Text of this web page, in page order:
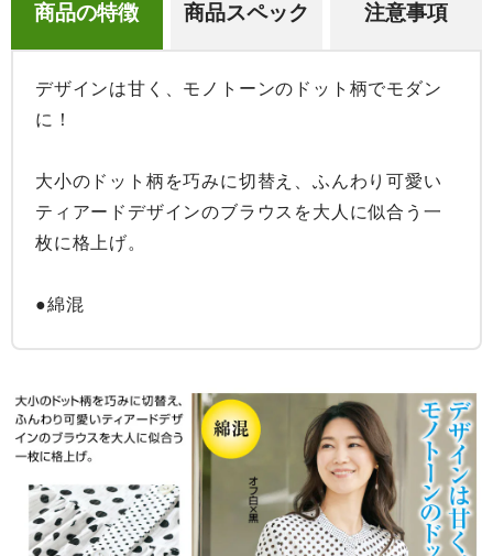
商品の特徴 商品スペック 注意事項
デザインは甘く、モノトーンのドット柄でモダン
に！
大小のドット柄を巧みに切替え、ふんわり可愛い
ティアードデザインのブラウスを大人に似合う一
枚に格上げ。
●綿混